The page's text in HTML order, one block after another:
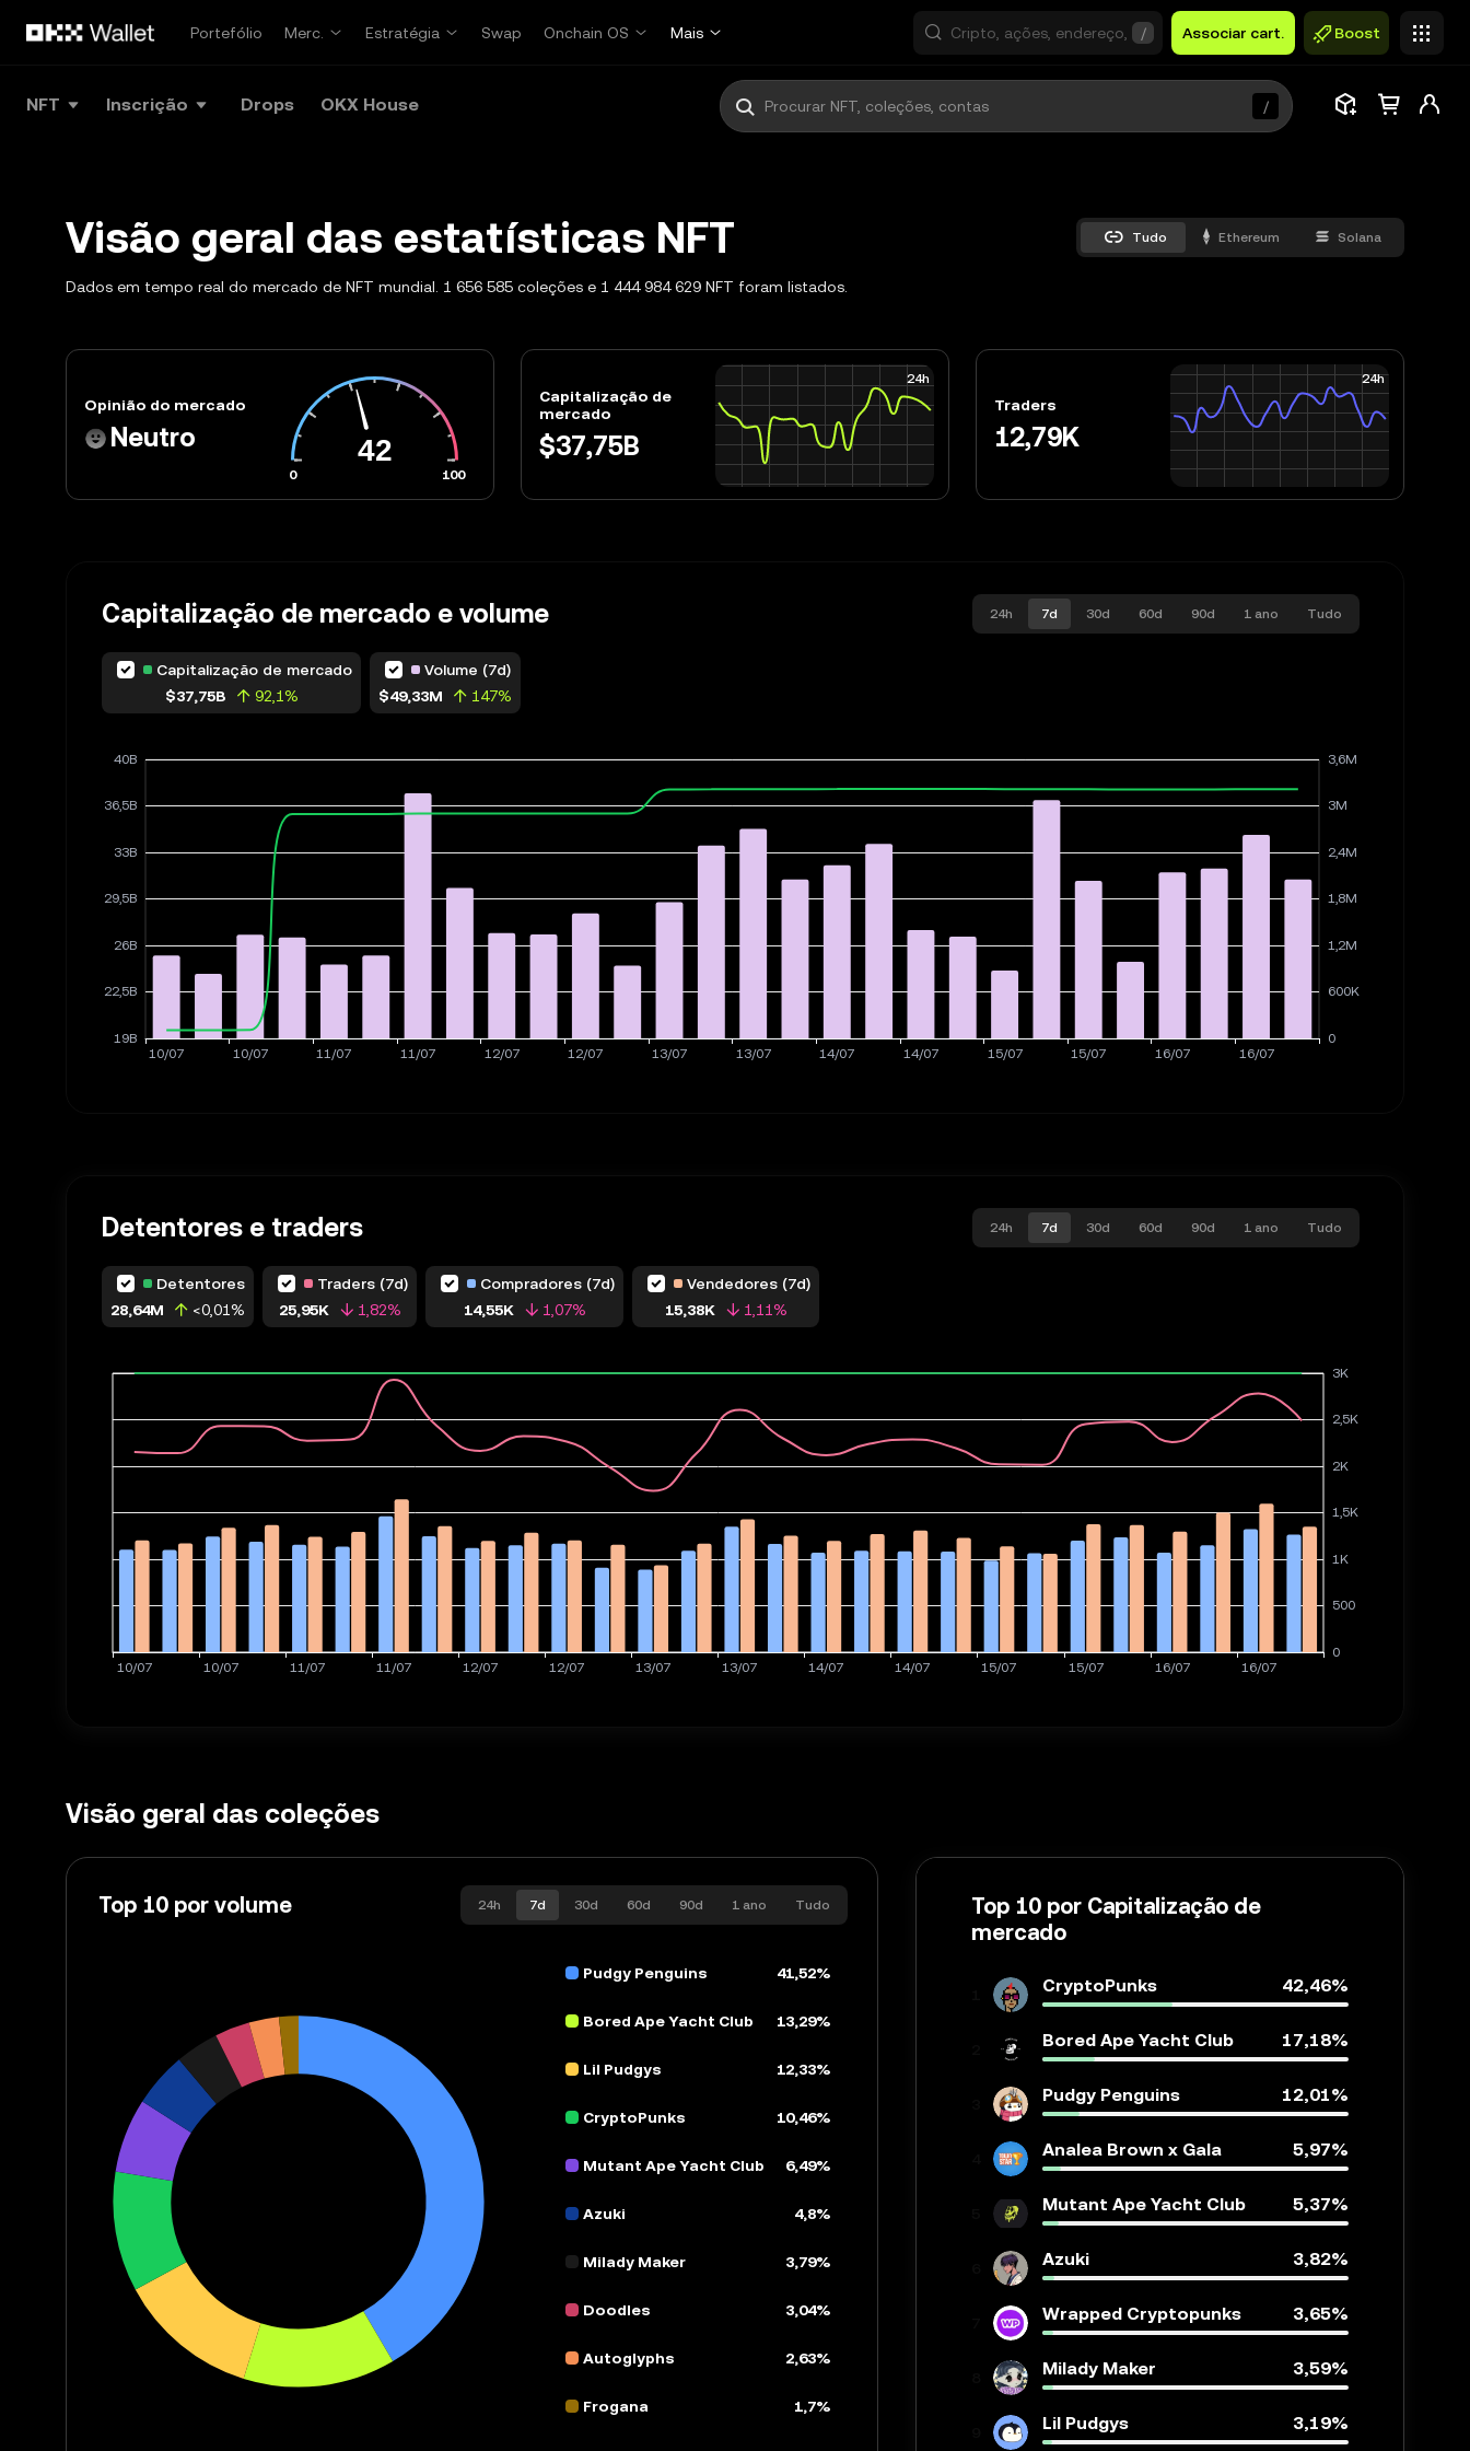
Portefólio
Merc. Estratégia Swap Onchain OS Mais / Associar cart. Boost
NFT Inscrição Drops OKX House /
Visão geral das estatísticas NFT Tudo Ethereum Solana
Dados em tempo real do mercado de NFT mundial. 1 656 585 coleções e 1 444 984 629 NFT foram listados.
Opinião do mercado
Neutro
0 100
Capitalização de
mercado
$37,75B
24h
Traders
12,79K
24h
Capitalização de mercado e volume 24h 7d 30d 60d 90d 1 ano Tudo
Capitalização de mercado
$37,75B
92,1%
Volume (7d)
$49,33M
147%
Detentores e traders 24h 7d 30d 60d 90d 1 ano Tudo
Detentores
28,64M
<0,01%
Traders (7d)
25,95K
1,82%
Compradores (7d)
14,55K
1,07%
Vendedores (7d)
15,38K
1,11%
Visão geral das coleções
Top 10 por volume 24h 7d 30d 60d 90d 1 ano Tudo
Pudgy Penguins 41,52%
Bored Ape Yacht Club 13,29%
Lil Pudgys 12,33%
CryptoPunks 10,46%
Mutant Ape Yacht Club 6,49%
Azuki 4,8%
Milady Maker 3,79%
Doodles 3,04%
Autoglyphs 2,63%
Frogana 1,7%
Top 10 por Capitalização de
mercado
CryptoPunks 42,46%
Bored Ape Yacht Club 17,18%
Pudgy Penguins 12,01%
Analea Brown x Gala 5,97%
Mutant Ape Yacht Club 5,37%
Azuki 3,82%
Wrapped Cryptopunks 3,65%
Milady Maker 3,59%
Lil Pudgys 3,19%